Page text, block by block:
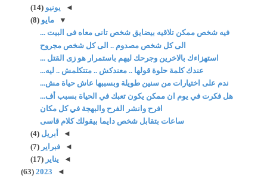
◄ يونيو(14)
▼مايو(8)
فيه شخص ممكن تلاقيه بيضايق شخص تانى معاه فى البيت ...
الى كل شخص مصدوم .. الى كل شخص مجروح
استهزاءك بالاخرين وجرحك ليهم باستمرار هو زى القتل ...
عندك كلمة حلوة قولها .. معندكش .. متتكلمش .. ليه...
ندم على اختيارات من سنين طويلة وبسببها عاش حياة مش...
هل فكرت في يوم ان ممكن يكون تعبك في الحياة بسبب أف...
افرح وانشر الفرح والبهجة في كل مكان
ساعات بتقابل شخص دايما بيقولك كلام قاسى
◄
أبريل(4)
◄فبراير(7)
◄ يناير(17)
◄
2023
(63)